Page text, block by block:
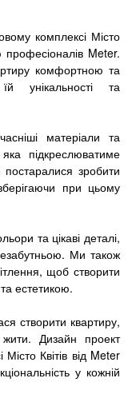
комплексі Місто
Meter.
комфортною та
унікальності та
матеріали та
підкреслюватиме
зробити
при цьому
та цікаві деталі,
Ми також
щоб створити
естетикою.
створити квартиру,
Дизайн проект
Квітів від Meter
у кожній